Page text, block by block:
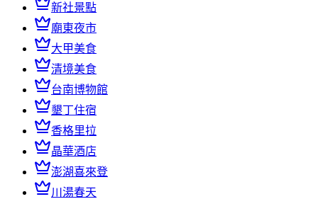
新社景點
廟東夜市
大甲美食
清境美食
台南博物館
墾丁住宿
香格里拉
晶華酒店
澎湖喜來登
川湯春天